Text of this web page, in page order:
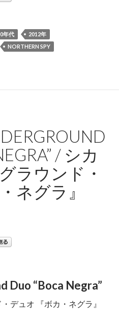
年代
2012年
NORTHERN SPY
/ シカ
ラウンド・
ネグラ』
Duo “Boca Negra”
デュオ 『ボカ・ネグラ』